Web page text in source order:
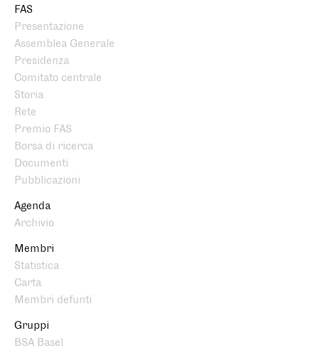
FAS
Presentazione
Assemblea Generale
Presidenza
Comitato centrale
Storia
Rete
Premio FAS
Borsa di ricerca
Documenti
Pubblicazioni
Agenda
Archivio
Membri
Statistica
Carta
Membri defunti
Gruppi
BSA Basel